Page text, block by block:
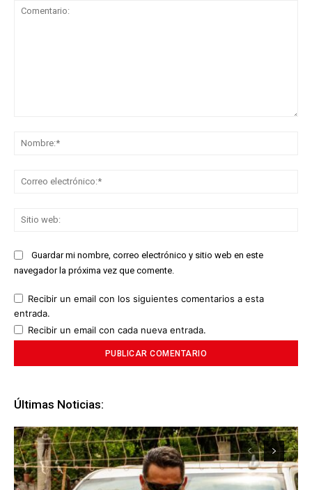
Guardar mi nombre, correo electrónico y sitio web en este
navegador la próxima vez que comente.
Recibir un email con los siguientes comentarios a esta
entrada.
Recibir un email con cada nueva entrada.
Últimas Noticias: